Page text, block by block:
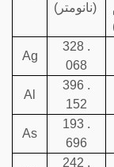
(نانومتر)
Ag
328 .
068
Al
396 .
152
As
193 .
696
242 .